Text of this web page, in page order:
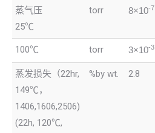
蒸气压
25℃
torr 8×10-7
100℃ torr 3×10-3
蒸发损失（22hr,
149℃，
1406,1606,2506)
(22h, 120℃,
%by wt. 2.8